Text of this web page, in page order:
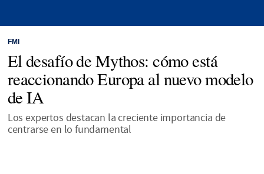
FMI
El desafío de Mythos: cómo está
reaccionando Europa al nuevo modelo
de IA
Los expertos destacan la creciente importancia de
centrarse en lo fundamental